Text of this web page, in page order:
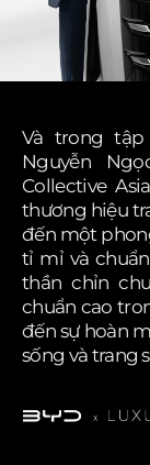
Và trong tập
Nguyễn
Collective
thương hiệu
đến một
tỉ mỉ và
thần chỉn
chuẩn cao
đến sự hoàn
sống và trang